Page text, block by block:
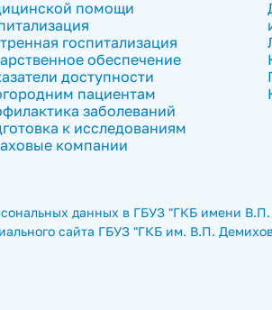
помощи
госпитализация
обеспечение
доступности
пациентам
заболеваний
к исследованиям
компании
данных в ГБУЗ "ГКБ имени
сайта ГБУЗ "ГКБ им. В.П.